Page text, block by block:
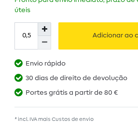
úteis
Adicionar ao
Envio rápido
30 dias de direito de devolução
Portes grátis a partir de 80 €
* incl. IVA mais Custos de envio